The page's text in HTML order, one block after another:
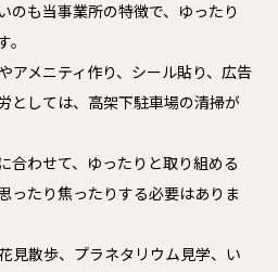
のも当事業所の特徴で、ゆったり
アメニティ作り、シール貼り、広告
としては、高架下駐車場の清掃が
合わせて、ゆったりと取り組める
ったり焦ったりする必要はありま
見散歩、プラネタリウム見学、い